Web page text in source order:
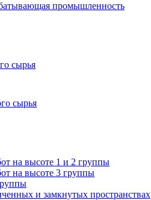
сырья
на высоте 1 и 2 группы
на высоте 3 группы
и замкнутых пространствах
промышленность
сырья